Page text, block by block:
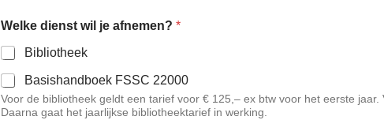
Welke dienst wil je afnemen?*
Bibliotheek
Basishandboek FSSC 22000
Voor de bibliotheek geldt een tarief voor € 125,– ex btw voor het eerste jaar. Voor het handboek geldt een éénmalig tarief van € 1.500,–. ex btw.
Daarna gaat het jaarlijkse bibliotheektarief in werking.